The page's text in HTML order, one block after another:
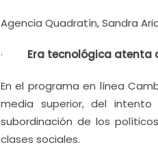
Agencia Quadratín, Sandra
· Era tecnológica
En el programa en línea
media superior, del
subordinación de los
clases sociales.